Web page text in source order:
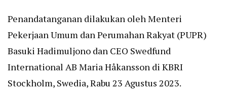
Penandatanganan dilakukan oleh Menteri
Pekerjaan Umum dan Perumahan Rakyat (PUPR)
Basuki Hadimuljono dan CEO Swedfund
International AB Maria Håkansson di KBRI
Stockholm, Swedia, Rabu 23 Agustus 2023.